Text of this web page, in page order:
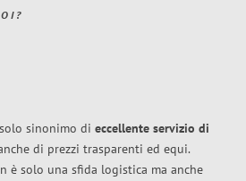
sinonimo di eccellente servizio di
di prezzi trasparenti ed equi.
è solo una sfida logistica ma anche